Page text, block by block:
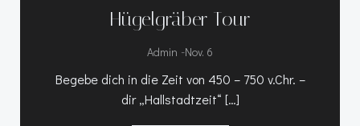
Hügelgräber Tour
Admin -Nov. 6
Begebe dich in die Zeit von 450 – 750 v.Chr. –
dir „Hallstadtzeit“ […]